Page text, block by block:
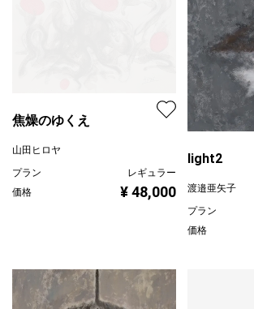
焦燥のゆくえ
山田ヒロヤ
light2
渡邉亜矢子